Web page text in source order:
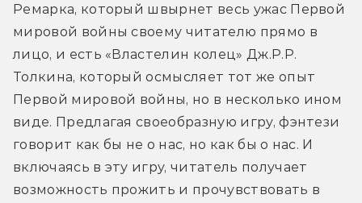
Ремарка, который швырнет весь ужас Первой
мировой войны своему читателю прямо в
лицо, и есть «Властелин колец» Дж.Р.Р.
Толкина, который осмысляет тот же опыт
Первой мировой войны, но в несколько ином
виде. Предлагая своеобразную игру, фэнтези
говорит как бы не о нас, но как бы о нас. И
включаясь в эту игру, читатель получает
возможность прожить и прочувствовать в